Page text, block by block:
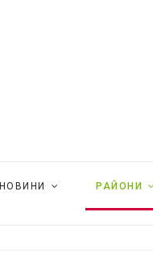
НОВИНИ РАЙОНИ